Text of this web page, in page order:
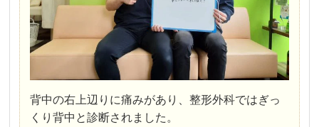
背中の右上辺りに痛みがあり、整形外科ではぎっ
くり背中と診断されました。